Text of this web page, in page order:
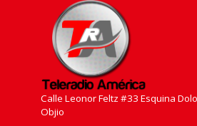
Calle Leonor Feltz #33 Esquina
Objio